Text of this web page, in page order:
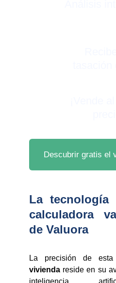
Descubrir gratis el
La
calculadora
de Valuora
La precisión de esta
vivienda reside en su
inteligencia